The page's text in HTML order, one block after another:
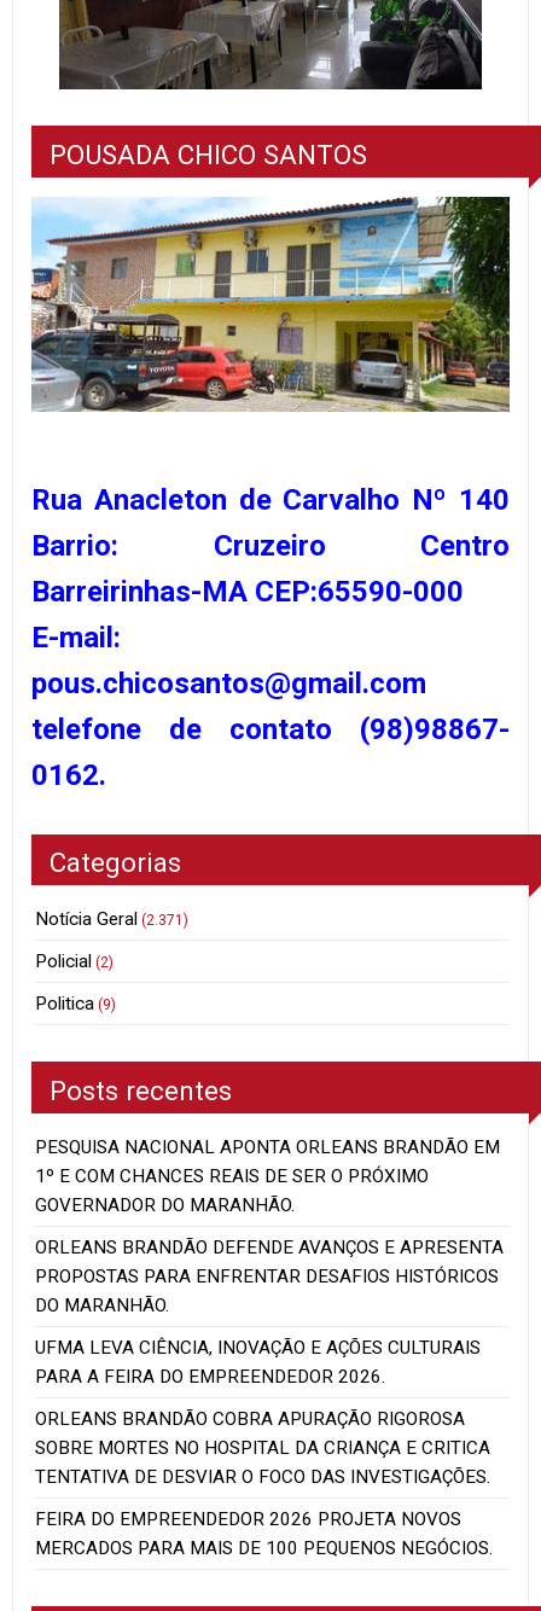
POUSADA CHICO SANTOS
Rua Anacleton de Carvalho Nº 140
Barrio: Cruzeiro Centro
Barreirinhas-MA CEP:65590-000
E-mail:
pous.chicosantos@gmail.com
telefone de contato (98)98867-
0162.
Categorias
Notícia Geral (2.371)
Policial (2)
Politica (9)
Posts recentes
PESQUISA NACIONAL APONTA ORLEANS BRANDÃO EM
1º E COM CHANCES REAIS DE SER O PRÓXIMO
GOVERNADOR DO MARANHÃO.
ORLEANS BRANDÃO DEFENDE AVANÇOS E APRESENTA
PROPOSTAS PARA ENFRENTAR DESAFIOS HISTÓRICOS
DO MARANHÃO.
UFMA LEVA CIÊNCIA, INOVAÇÃO E AÇÕES CULTURAIS
PARA A FEIRA DO EMPREENDEDOR 2026.
ORLEANS BRANDÃO COBRA APURAÇÃO RIGOROSA
SOBRE MORTES NO HOSPITAL DA CRIANÇA E CRITICA
TENTATIVA DE DESVIAR O FOCO DAS INVESTIGAÇÕES.
FEIRA DO EMPREENDEDOR 2026 PROJETA NOVOS
MERCADOS PARA MAIS DE 100 PEQUENOS NEGÓCIOS.